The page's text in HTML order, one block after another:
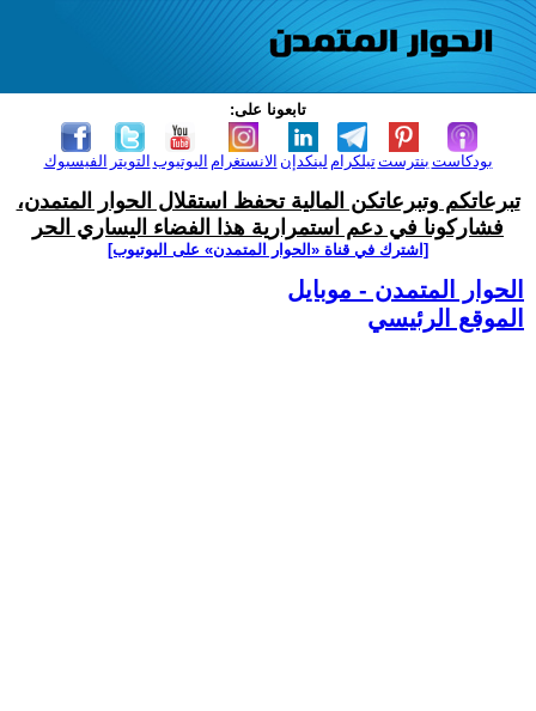
تابعونا على:
الفيسبوك التويتر اليوتيوب الانستغرام لينكدإن تيلكرامبنترست بودكاست
تبرعاتكم وتبرعاتكن المالية تحفظ استقلال الحوار المتمدن،
فشاركونا في دعم استمرارية هذا الفضاء اليساري الحر
[اشترك في قناة ‫«الحوار المتمدن» على اليوتيوب]
الحوار المتمدن - موبايل
الموقع الرئيسي